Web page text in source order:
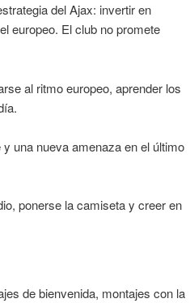
del Ajax: invertir en
europeo. El club no promete
al ritmo europeo, aprender los
una nueva amenaza en el último
ponerse la camiseta y creer en
de bienvenida, montajes con la